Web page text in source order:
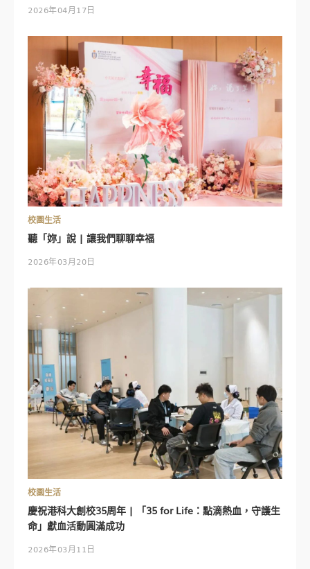
2026年04月17日
校園生活
聽「妳」說 | 讓我們聊聊幸福
2026年03月20日
校園生活
慶祝港科大創校35周年 | 「35 for Life：點滴熱血，守護生
命」獻血活動圓滿成功
2026年03月11日